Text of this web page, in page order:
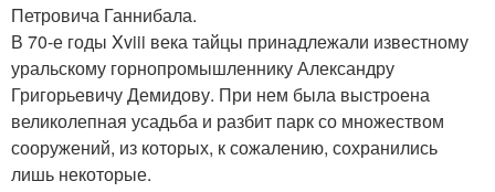
Петровича Ганнибала.
В 70-е годы Xviii века тайцы принадлежали известному
уральскому горнопромышленнику Александру
Григорьевичу Демидову. При нем была выстроена
великолепная усадьба и разбит парк со множеством
сооружений, из которых, к сожалению, сохранились
лишь некоторые.